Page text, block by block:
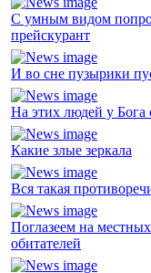
С умным видом
прейскурант
И во сне пузырики
На этих людей у Бога
Какие злые зеркала
Вся такая
Поглазеем на местных
обитателей